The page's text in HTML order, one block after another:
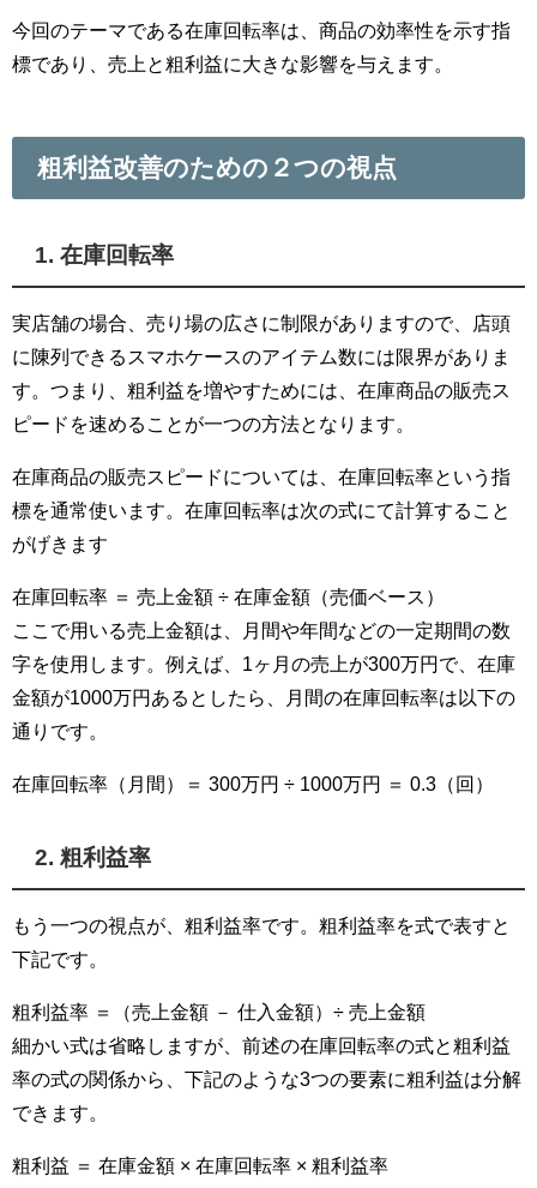
今回のテーマである在庫回転率は、商品の効率性を示す指
標であり、売上と粗利益に大きな影響を与えます。
粗利益改善のための２つの視点
1. 在庫回転率
実店舗の場合、売り場の広さに制限がありますので、店頭
に陳列できるスマホケースのアイテム数には限界がありま
す。つまり、粗利益を増やすためには、在庫商品の販売ス
ピードを速めることが一つの方法となります。
在庫商品の販売スピードについては、在庫回転率という指
標を通常使います。在庫回転率は次の式にて計算すること
がげきます
在庫回転率 ＝ 売上金額 ÷ 在庫金額（売価ベース）
ここで用いる売上金額は、月間や年間などの一定期間の数
字を使用します。例えば、1ヶ月の売上が300万円で、在庫
金額が1000万円あるとしたら、月間の在庫回転率は以下の
通りです。
在庫回転率（月間）＝ 300万円 ÷ 1000万円 ＝ 0.3（回）
2. 粗利益率
もう一つの視点が、粗利益率です。粗利益率を式で表すと
下記です。
粗利益率 ＝（売上金額 － 仕入金額）÷ 売上金額
細かい式は省略しますが、前述の在庫回転率の式と粗利益
率の式の関係から、下記のような3つの要素に粗利益は分解
できます。
粗利益 ＝ 在庫金額 × 在庫回転率 × 粗利益率